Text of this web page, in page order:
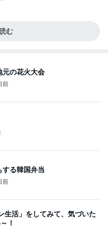
む
元の花火大会
前
する韓国弁当
前
生活」をしてみて、気づいた
！